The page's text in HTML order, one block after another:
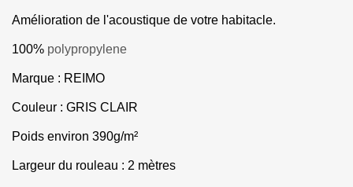
Amélioration de l'acoustique de votre habitacle.
100% polypropylene
Marque : REIMO
Couleur : GRIS CLAIR
Poids environ 390g/m²
Largeur du rouleau : 2 mètres